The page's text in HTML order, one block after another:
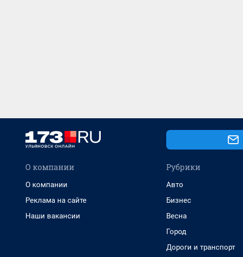
О компании
О компании
Реклама на сайте
Наши вакансии
Рубрики
Авто
Бизнес
Весна
Город
Дороги и транспорт